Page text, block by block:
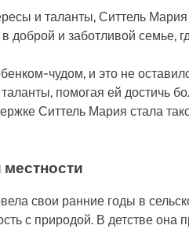
и таланты, Ситтель
доброй и заботливой семье,
чудом, и это не
помогая ей достичь
Ситтель Мария стала
свои ранние годы в
с природой. В детстве